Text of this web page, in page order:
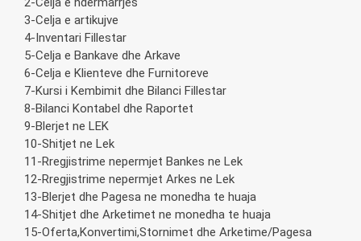
3-Celja e artikujve
4-Inventari Fillestar
5-Celja e Bankave dhe Arkave
6-Celja e Klienteve dhe Furnitoreve
7-Kursi i Kembimit dhe Bilanci Fillestar
8-Bilanci Kontabel dhe Raportet
9-Blerjet ne LEK
10-Shitjet ne Lek
11-Rregjistrime nepermjet Bankes ne Lek
12-Rregjistrime nepermjet Arkes ne Lek
13-Blerjet dhe Pagesa ne monedha te huaja
14-Shitjet dhe Arketimet ne monedha te huaja
15-Oferta,Konvertimi,Stornimet dhe Arketime/Pagesa